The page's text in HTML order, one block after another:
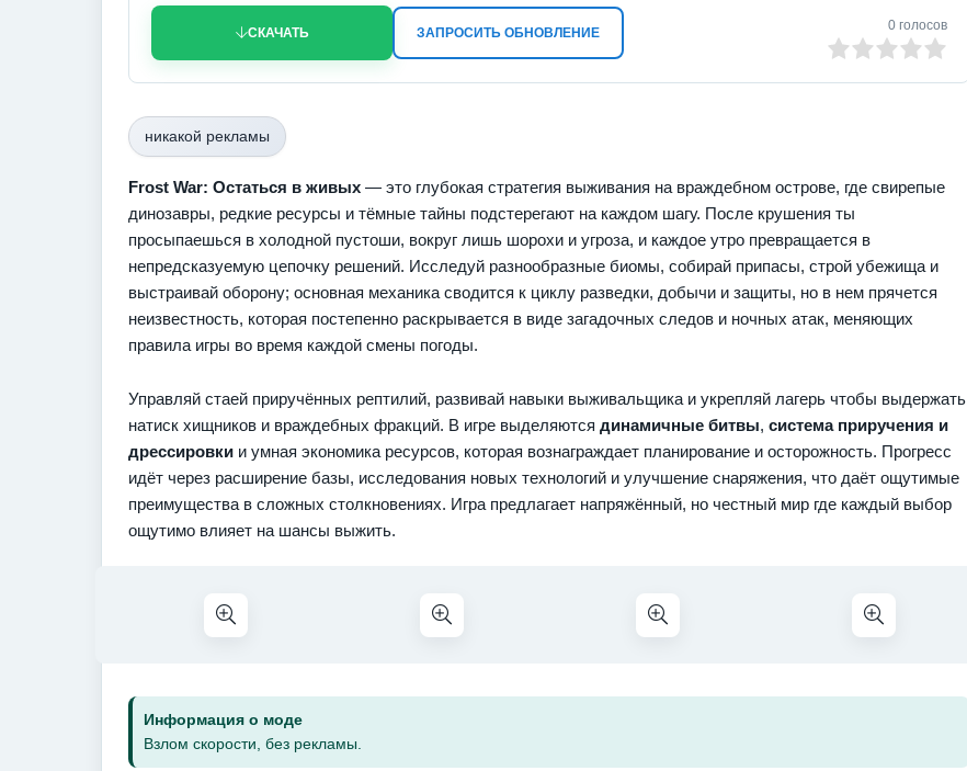
СКАЧАТЬ ЗАПРОСИТЬ ОБНОВЛЕНИЕ 0 голосов
никакой рекламы
Frost War: Остаться в живых — это глубокая стратегия выживания на враждебном острове, где свирепые
динозавры, редкие ресурсы и тёмные тайны подстерегают на каждом шагу. После крушения ты
просыпаешься в холодной пустоши, вокруг лишь шорохи и угроза, и каждое утро превращается в
непредсказуемую цепочку решений. Исследуй разнообразные биомы, собирай припасы, строй убежища и
выстраивай оборону; основная механика сводится к циклу разведки, добычи и защиты, но в нем прячется
неизвестность, которая постепенно раскрывается в виде загадочных следов и ночных атак, меняющих
правила игры во время каждой смены погоды.
Управляй стаей приручённых рептилий, развивай навыки выживальщика и укрепляй лагерь чтобы выдержать
натиск хищников и враждебных фракций. В игре выделяются динамичные битвы, система приручения и
дрессировки и умная экономика ресурсов, которая вознаграждает планирование и осторожность. Прогресс
идёт через расширение базы, исследования новых технологий и улучшение снаряжения, что даёт ощутимые
преимущества в сложных столкновениях. Игра предлагает напряжённый, но честный мир где каждый выбор
ощутимо влияет на шансы выжить.
Информация о моде
Взлом скорости, без рекламы.